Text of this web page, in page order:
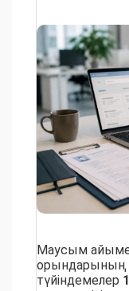
Маусым
орындарының
түйіндемелер